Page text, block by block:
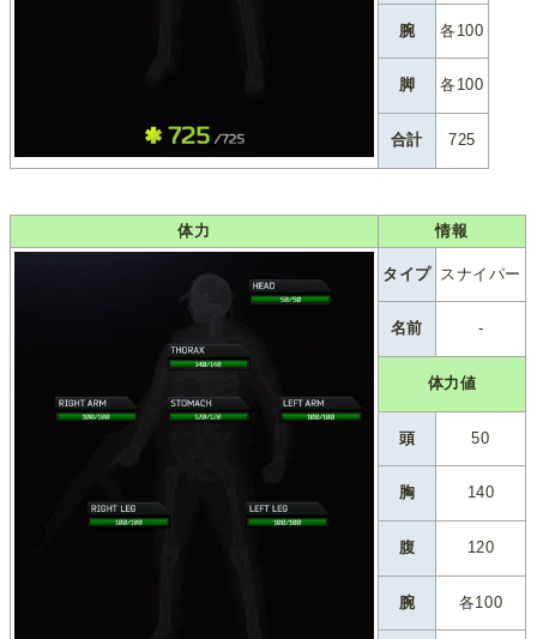
腕 各100
脚 各100
合計 725
体力 情報
タイプ スナイパー
名前 -
体力値
頭 50
胸 140
腹 120
腕 各100